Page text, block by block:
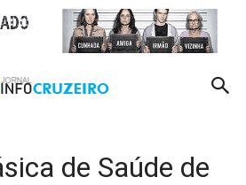
de Saúde de